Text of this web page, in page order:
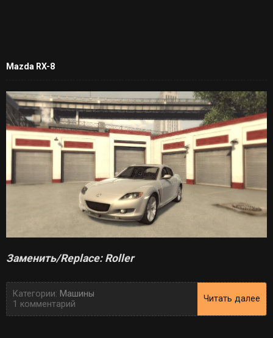
Mazda RX-8
Заменить/Replace: Roller
Категории: Машины
1 комментарий
Читать далее